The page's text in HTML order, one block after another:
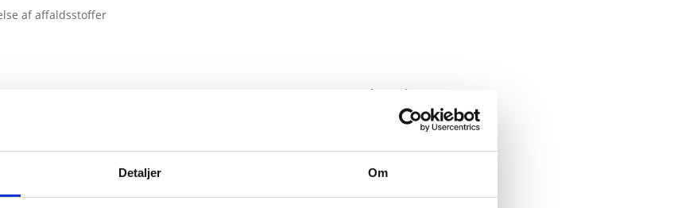
Detaljer Om
af affaldsstoffer
relative overflade areal, ja det lyder mærkeligt men se videoen så forstår du: